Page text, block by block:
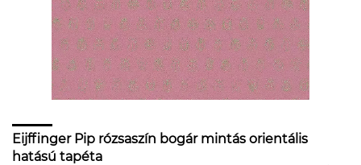
Eijffinger Pip rózsaszín bogár mintás orientális
hatású tapéta